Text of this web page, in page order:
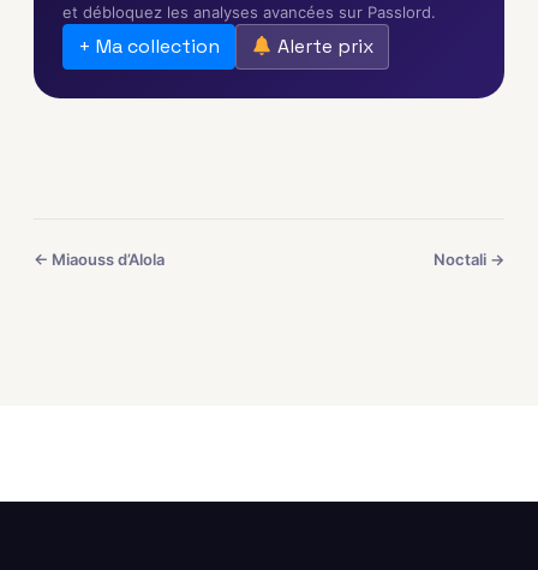
et débloquez les analyses avancées sur Passlord.
+ Ma collection Alerte prix
← Miaouss d’Alola Noctali →